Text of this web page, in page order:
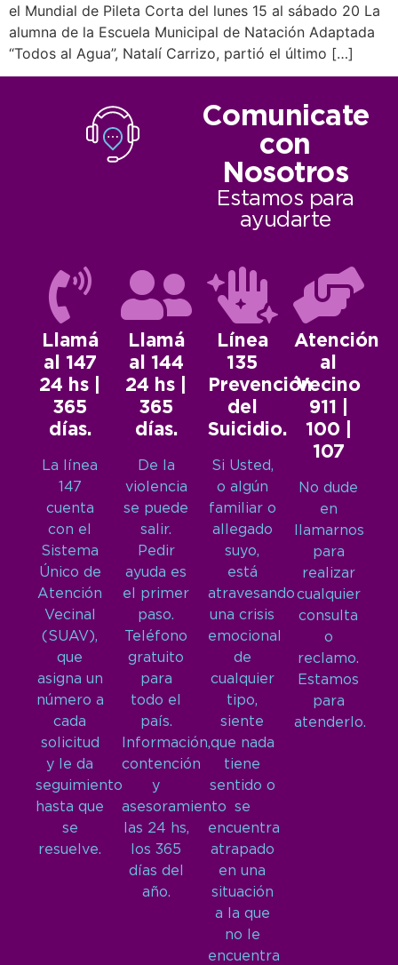
el Mundial de Pileta Corta del lunes 15 al sábado 20 La
alumna de la Escuela Municipal de Natación Adaptada
“Todos al Agua”, Natalí Carrizo, partió el último […]
Comunicate
con
Nosotros
Estamos para
ayudarte
Llamá
al 147
24 hs |
365
días.
La línea
147
cuenta
con el
Sistema
Único de
Atención
Vecinal
(SUAV),
que
asigna un
número a
cada
solicitud
y le da
seguimiento
hasta que
se
resuelve.
Llamá
al 144
24 hs |
365
días.
De la
violencia
se puede
salir.
Pedir
ayuda es
el primer
paso.
Teléfono
gratuito
para
todo el
país.
Información,
contención
y
asesoramiento
las 24 hs,
los 365
días del
año.
Línea
135
Prevención
del
Suicidio.
Si Usted,
o algún
familiar o
allegado
suyo,
está
atravesando
una crisis
emocional
de
cualquier
tipo,
siente
que nada
tiene
sentido o
se
encuentra
atrapado
en una
situación
a la que
no le
encuentra
Atención
al
Vecino
911 |
100 |
107
No dude
en
llamarnos
para
realizar
cualquier
consulta
o
reclamo.
Estamos
para
atenderlo.